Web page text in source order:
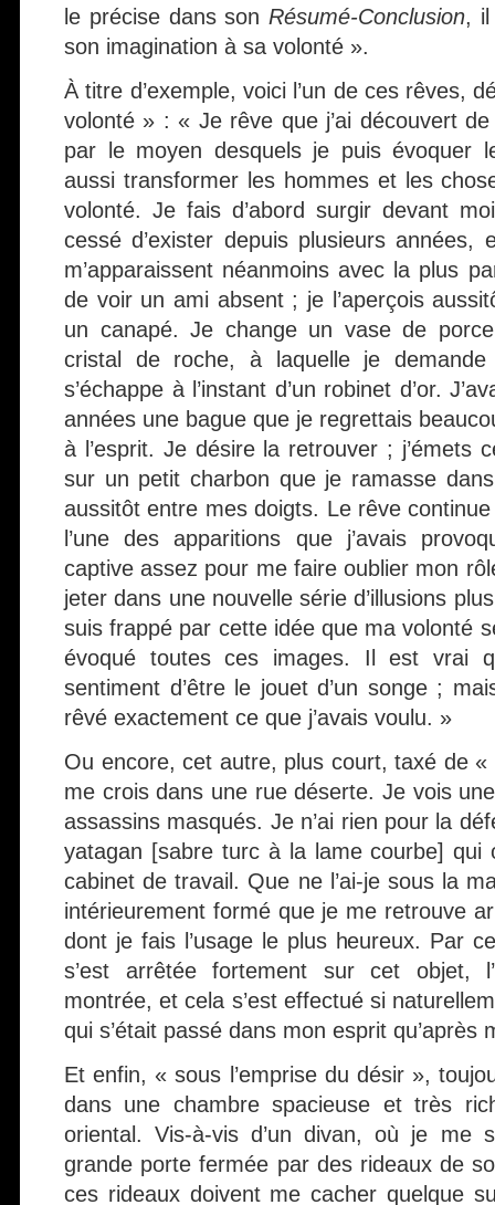
le précise dans son Résumé-Conclusion, il
son imagination à sa volonté ».
À titre d’exemple, voici l’un de ces rêves,
volonté » : « Je rêve que j’ai découvert
par le moyen desquels je puis évoquer
aussi transformer les hommes et les
volonté. Je fais d’abord surgir devant
cessé d’exister depuis plusieurs années,
m’apparaissent néanmoins avec la plus
de voir un ami absent ; je l’aperçois
un canapé. Je change un vase de
cristal de roche, à laquelle je
s’échappe à l’instant d’un robinet d’or.
années une bague que je regrettais
à l’esprit. Je désire la retrouver ;
sur un petit charbon que je ramasse
aussitôt entre mes doigts. Le rêve
l’une des apparitions que j’avais
captive assez pour me faire oublier mon
jeter dans une nouvelle série d’illusions
suis frappé par cette idée que ma volonté
évoqué toutes ces images. Il est vrai
sentiment d’être le jouet d’un songe ;
rêvé exactement ce que j’avais voulu. »
Ou encore, cet autre, plus court, taxé de
me crois dans une rue déserte. Je vois
assassins masqués. Je n’ai rien pour la
yatagan [sabre turc à la lame courbe] qui
cabinet de travail. Que ne l’ai-je sous la
intérieurement formé que je me retrouve
dont je fais l’usage le plus heureux. Par
s’est arrêtée fortement sur cet objet,
montrée, et cela s’est effectué si
qui s’était passé dans mon esprit qu’après
Et enfin, « sous l’emprise du désir »,
dans une chambre spacieuse et très
oriental. Vis-à-vis d’un divan, où je me
grande porte fermée par des rideaux de
ces rideaux doivent me cacher quelque